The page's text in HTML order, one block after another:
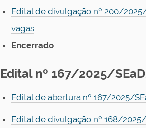
Edital de divulgação nº 200/
vagas
Encerrado
Edital nº 167/2025/
Edital de abertura nº 167/2025/
Edital de divulgação nº 168/